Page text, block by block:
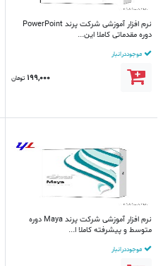
نرم افزار آموزشی شرکت پرند PowerPoint
دوره مقدماتی کاملا این...
موجود در انبار
199,000 تومان
نرم افزار آموزشی شرکت پرند Maya دوره
متوسط و پیشرفته کاملا ا...
موجود در انبار